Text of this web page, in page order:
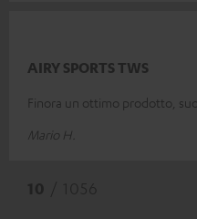
AIRY SPORTS TWS
Finora un ottimo prodotto,
Mario H.